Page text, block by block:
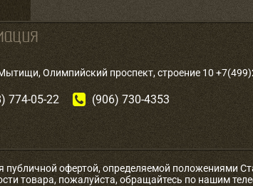
Олимпийский проспект, строение 10
774-05-22 (906) 730-4353
публичной офертой, определяемой положениями
товара, пожалуйста, обращайтесь по нашим